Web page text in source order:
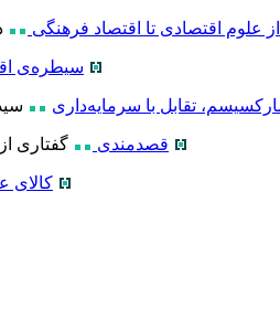
از علوم اقتصادی تا اقتصاد فرهنگی
سیطره‌ی
مارکسیسم، تقابل با سرمایه‌داری
قصدمندی گفتاری
کالای